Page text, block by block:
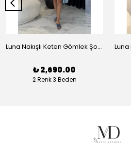
Luna Nakışlı Keten Gömlek Şort Takım - Beyaz
₺ 2,690.00
2 Renk 3 Beden